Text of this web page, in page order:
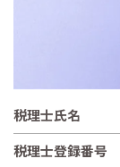
税理士氏名
税理士登録番号